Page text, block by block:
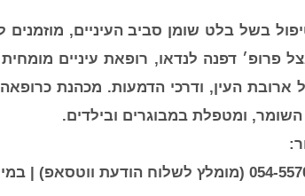
בשל בלט שומן סביב העיניים, מוזמנים
פרופ׳ דפנה לנדאו, רופאת עיניים
ארובת העין, ודרכי הדמעות. מכהנת
ומטפלת במבוגרים ובילדים.